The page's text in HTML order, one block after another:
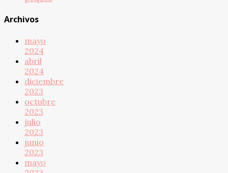
Archivos
mayo
2024
abril
2024
diciembre
2023
octubre
2023
julio
2023
junio
2023
mayo